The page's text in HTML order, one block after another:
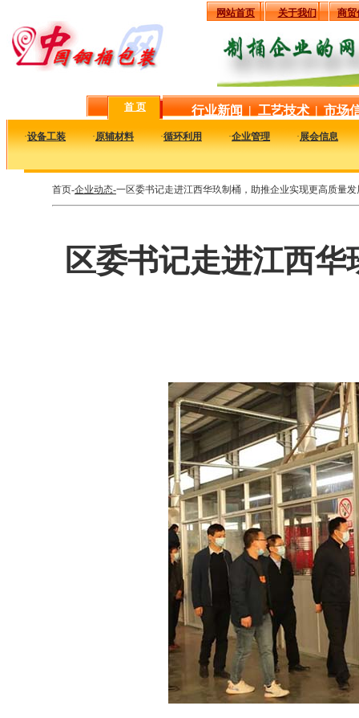
网站首页 关于我们 商贸
首 页 行业新闻 | 工艺技术 | 市场
·设备工装 ·原辅材料 ·循环利用 ·企业管理 ·展会信息
首页-企业动态-一区委书记走进江西华玖制桶，助推企业实现更高质量发
区委书记走进江西